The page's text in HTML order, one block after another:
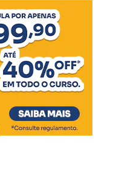
que
É
de
que o